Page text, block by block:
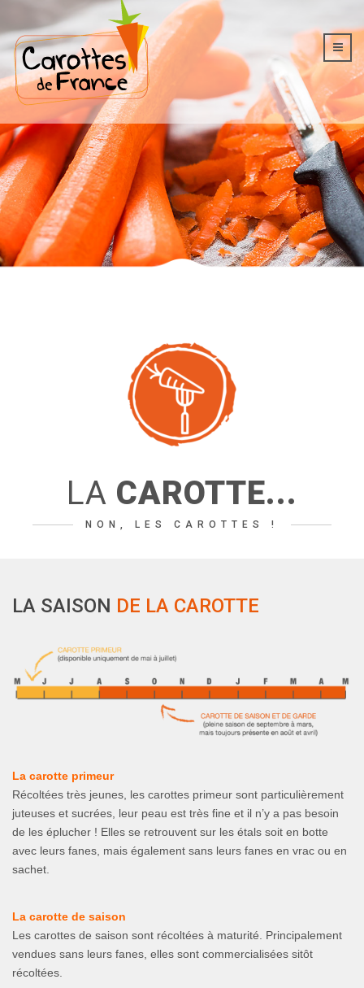
LA CAROTTE...
NON, LES CAROTTES !
LA SAISON DE LA CAROTTE
La carotte primeur
Récoltées très jeunes, les carottes primeur sont particulièrement
juteuses et sucrées, leur peau est très fine et il n’y a pas besoin
de les éplucher ! Elles se retrouvent sur les étals soit en botte
avec leurs fanes, mais également sans leurs fanes en vrac ou en
sachet.
La carotte de saison
Les carottes de saison sont récoltées à maturité. Principalement
vendues sans leurs fanes, elles sont commercialisées sitôt
récoltées.